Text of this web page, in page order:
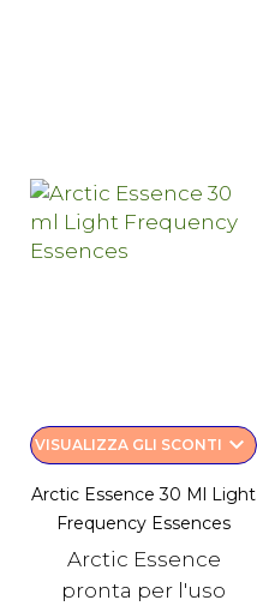
VISUALIZZA GLI SCONTI keyboard_arrow_down
Arctic Essence 30 Ml Light
Frequency Essences
Arctic Essence
pronta per l'uso